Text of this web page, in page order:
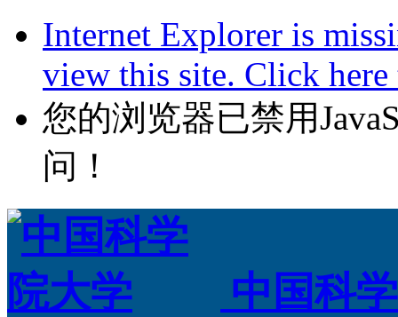
Internet Explorer is
view this site. Click
您的浏览器已禁用
问！
中国科